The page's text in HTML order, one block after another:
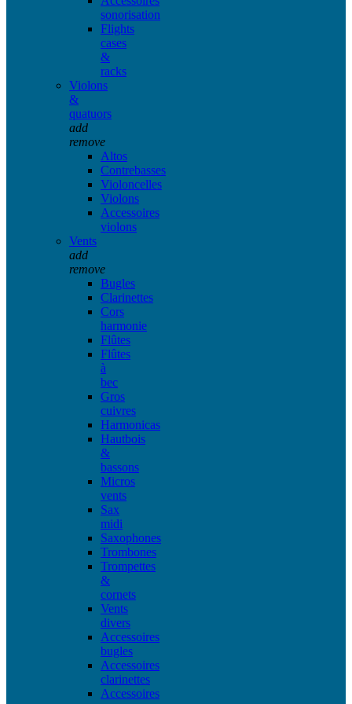
sonorisation
Flights
cases
&
racks
Violons
&
quatuors
add
remove
Altos
Contrebasses
Violoncelles
Violons
Accessoires
violons
Vents
add
remove
Bugles
Clarinettes
Cors
harmonie
Flûtes
Flûtes
à
bec
Gros
cuivres
Harmonicas
Hautbois
&
bassons
Micros
vents
Sax
midi
Saxophones
Trombones
Trompettes
&
cornets
Vents
divers
Accessoires
bugles
Accessoires
clarinettes
Accessoires